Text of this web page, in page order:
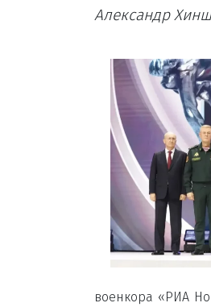
Александр
военкора «РИА